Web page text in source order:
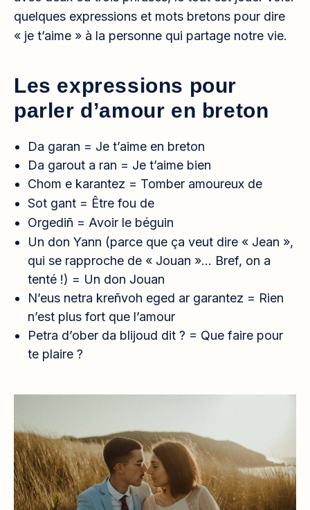
quelques expressions et mots bretons pour dire
« je t’aime » à la personne qui partage notre vie.
Les expressions pour
parler d’amour en breton
Da garan = Je t’aime en breton
Da garout a ran = Je t’aime bien
Chom e karantez = Tomber amoureux de
Sot gant = Être fou de
Orgediñ = Avoir le béguin
Un don Yann (parce que ça veut dire « Jean »,
qui se rapproche de « Jouan »… Bref, on a
tenté !) = Un don Jouan
N’eus netra kreñvoh eged ar garantez = Rien
n’est plus fort que l’amour
Petra d’ober da blijoud dit ? = Que faire pour
te plaire ?